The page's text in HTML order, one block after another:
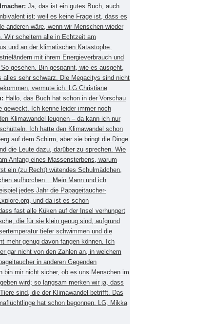
Ja, das ist ein gutes Buch, auch
ist; weil es keine Frage ist, dass es
anderen wäre, wenn wir Menschen wieder
Wir scheitern alle in Echtzeit am
und an der klimatischen Katastophe.
mit ihrem Energieverbrauch und
gesehen. Bin gespannt, wie es ausgeht,
alles sehr schwarz. Die Megacitys sind nicht
vermute ich. LG Christiane
Hallo, das Buch hat schon in der Vorschau
geweckt. Ich kenne leider immer noch
Klimawandel leugnen – da kann ich nur
Ich hatte den Klimawandel schon
auf dem Schirm, aber sie bringt die Dinge
die Leute dazu, darüber zu sprechen. Wie
Anfang eines Massensterbens, warum
ein (zu Recht) wütendes Schulmädchen,
aufhorchen... Mein Mann und ich
jedes Jahr die Papageitaucher-
und da ist es schon
fast alle Küken auf der Insel verhungert
die für sie klein genug sind, aufgrund
tiefer schwimmen und die
mehr genug davon fangen können. Ich
gar nicht von den Zahlen an, in welchem
in anderen Gegenden
bin mir nicht sicher, ob es uns Menschen im
wird; so langsam merken wir ja, dass
sind, die der Klimawandel betrifft. Das
hat schon begonnen. LG, Mikka